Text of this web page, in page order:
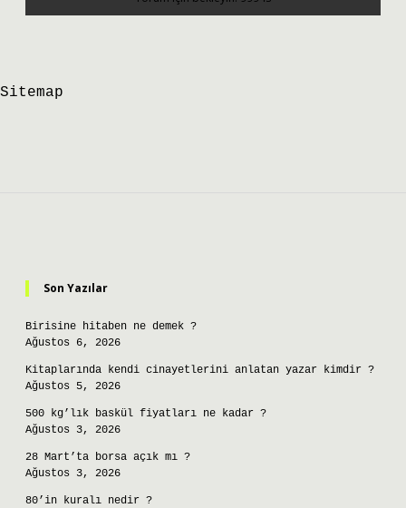
Sitemap
Son Yazılar
Birisine hitaben ne demek ?
Ağustos 6, 2026
Kitaplarında kendi cinayetlerini anlatan yazar kimdir ?
Ağustos 5, 2026
500 kg’lık baskül fiyatları ne kadar ?
Ağustos 3, 2026
28 Mart’ta borsa açık mı ?
Ağustos 3, 2026
80’in kuralı nedir ?